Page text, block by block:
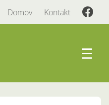
Domov Kontakt
☰